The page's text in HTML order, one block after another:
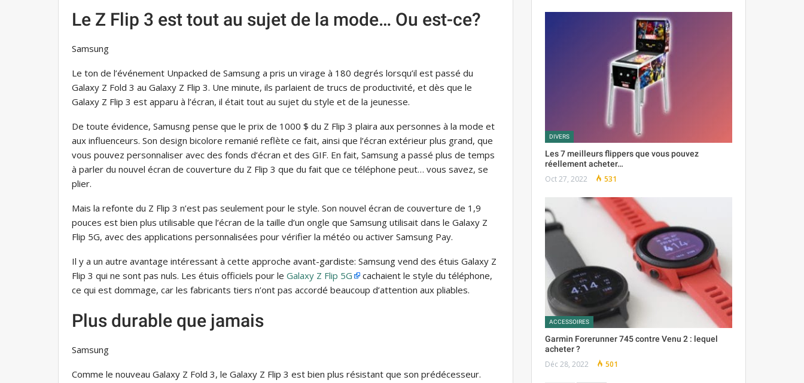
Le Z Flip 3 est tout au sujet de la mode… Ou est-ce?
Samsung
Le ton de l’événement Unpacked de Samsung a pris un virage à 180 degrés lorsqu’il est passé du
Galaxy Z Fold 3 au Galaxy Z Flip 3. Une minute, ils parlaient de trucs de productivité, et dès que le
Galaxy Z Flip 3 est apparu à l’écran, il était tout au sujet du style et de la jeunesse.
De toute évidence, Samusng pense que le prix de 1000 $ du Z Flip 3 plaira aux personnes à la mode et
aux influenceurs. Son design bicolore remanié reflète ce fait, ainsi que l’écran extérieur plus grand, que
vous pouvez personnaliser avec des fonds d’écran et des GIF. En fait, Samsung a passé plus de temps
à parler du nouvel écran de couverture du Z Flip 3 que du fait que ce téléphone peut… vous savez, se
plier.
Mais la refonte du Z Flip 3 n’est pas seulement pour le style. Son nouvel écran de couverture de 1,9
pouces est bien plus utilisable que l’écran de la taille d’un ongle que Samsung utilisait dans le Galaxy Z
Flip 5G, avec des applications personnalisées pour vérifier la météo ou activer Samsung Pay.
Il y a un autre avantage intéressant à cette approche avant-gardiste: Samsung vend des étuis Galaxy Z
Flip 3 qui ne sont pas nuls. Les étuis officiels pour le Galaxy Z Flip 5G
cachaient le style du téléphone,
ce qui est dommage, car les fabricants tiers n’ont pas accordé beaucoup d’attention aux pliables.
Plus durable que jamais
Samsung
Comme le nouveau Galaxy Z Fold 3, le Galaxy Z Flip 3 est bien plus résistant que son prédécesseur.
DIVERS
Les 7 meilleurs flippers que vous pouvez
réellement acheter…
Oct 27, 2022 531
ACCESSOIRES
Garmin Forerunner 745 contre Venu 2 : lequel
acheter ?
Déc 28, 2022 501